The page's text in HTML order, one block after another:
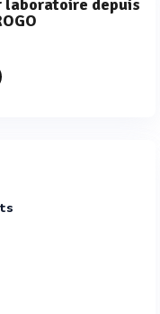
laboratoire depuis